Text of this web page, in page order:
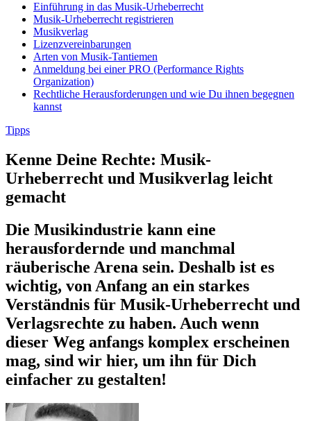
Einführung in das Musik-Urheberrecht
Musik-Urheberrecht registrieren
Musikverlag
Lizenzvereinbarungen
Arten von Musik-Tantiemen
Anmeldung bei einer PRO (Performance Rights
Organization)
Rechtliche Herausforderungen und wie Du ihnen begegnen
kannst
Tipps
Kenne Deine Rechte: Musik-
Urheberrecht und Musikverlag leicht
gemacht
Die Musikindustrie kann eine
herausfordernde und manchmal
räuberische Arena sein. Deshalb ist es
wichtig, von Anfang an ein starkes
Verständnis für Musik-Urheberrecht und
Verlagsrechte zu haben. Auch wenn
dieser Weg anfangs komplex erscheinen
mag, sind wir hier, um ihn für Dich
einfacher zu gestalten!